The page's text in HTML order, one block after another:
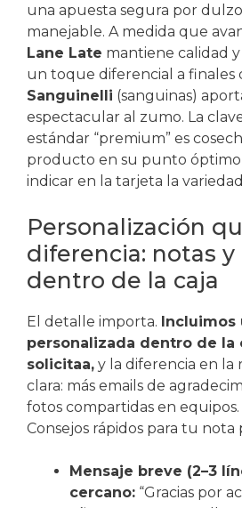
una apuesta segura por
manejable. A medida que
Lane Late mantiene calidad y
un toque diferencial a finales
Sanguinelli (sanguinas)
espectacular al zumo. La
estándar “premium” es
producto en su punto
indicar en la tarjeta la
Personalización
diferencia: notas y
dentro de la caja
El detalle importa. Incluimos
personalizada dentro de la
solicitaa, y la diferencia en la
clara: más emails de
fotos compartidas en equipos.
Consejos rápidos para tu nota
Mensaje breve (2–3
cercano: “Gracias por